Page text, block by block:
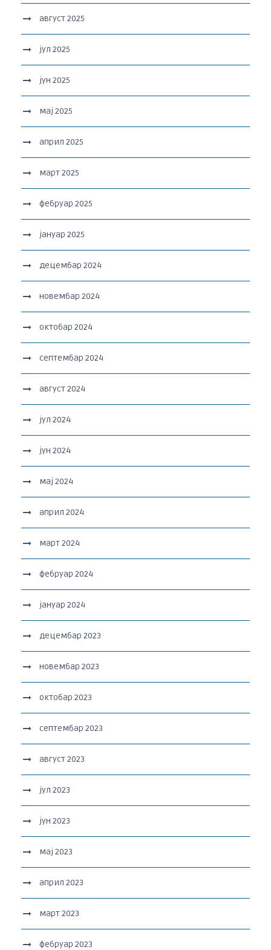
август 2025
јул 2025
јун 2025
мај 2025
април 2025
март 2025
фебруар 2025
јануар 2025
децембар 2024
новембар 2024
октобар 2024
септембар 2024
август 2024
јул 2024
јун 2024
мај 2024
април 2024
март 2024
фебруар 2024
јануар 2024
децембар 2023
новембар 2023
октобар 2023
септембар 2023
август 2023
јул 2023
јун 2023
мај 2023
април 2023
март 2023
фебруар 2023